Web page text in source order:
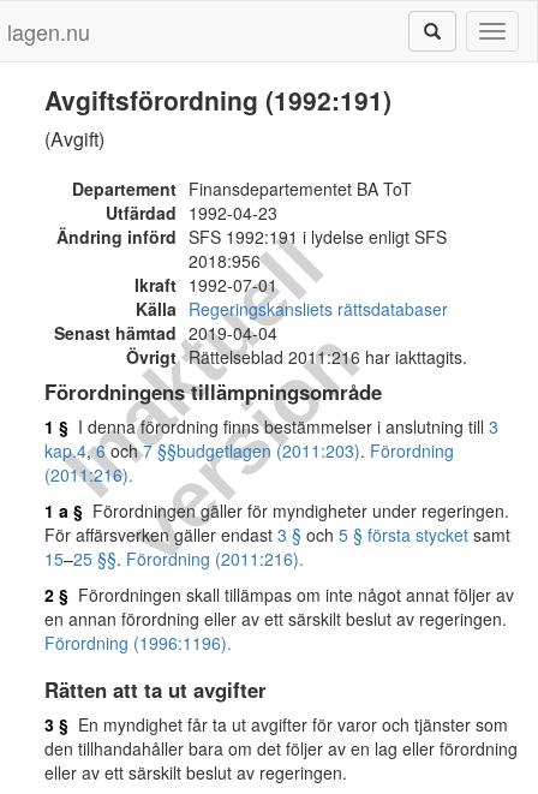
lagen.nu
I
n
a
k
t
u
e
l
l
v
e
r
s
i
o
n
Avgiftsförordning (1992:191)
(Avgift)
Departement Finansdepartementet BA ToT
Utfärdad 1992-04-23
Ändring införd SFS 1992:191 i lydelse enligt SFS
2018:956
Ikraft 1992-07-01
Källa Regeringskansliets rättsdatabaser
Senast hämtad 2019-04-04
Övrigt Rättelseblad 2011:216 har iakttagits.
Förordningens tillämpningsområde
1 § I denna förordning finns bestämmelser i anslutning till 3
kap.4,6och7 §§budgetlagen (2011:203). Förordning
(2011:216).
1 a § Förordningen gäller för myndigheter under regeringen.
För affärsverken gäller endast 3 § och 5 § första stycket samt
15–25 §§. Förordning (2011:216).
2 § Förordningen skall tillämpas om inte något annat följer av
en annan förordning eller av ett särskilt beslut av regeringen.
Förordning (1996:1196).
Rätten att ta ut avgifter
3 § En myndighet får ta ut avgifter för varor och tjänster som
den tillhandahåller bara om det följer av en lag eller förordning
eller av ett särskilt beslut av regeringen.